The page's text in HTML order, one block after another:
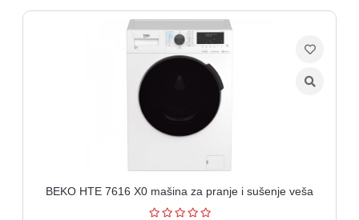
BEKO HTE 7616 X0 mašina za pranje i sušenje veša